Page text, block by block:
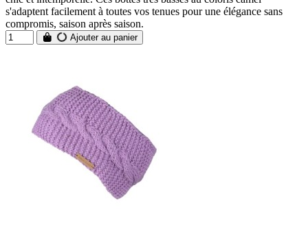
s'adaptent facilement à toutes vos tenues pour une élégance sans
compromis, saison après saison.
Ajouter au panier